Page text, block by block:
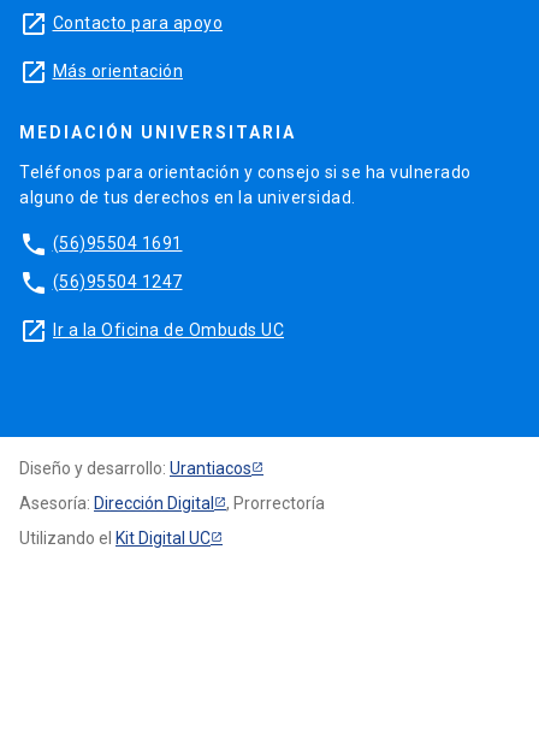
launch Contacto para apoyo
launch Más orientación
MEDIACIÓN UNIVERSITARIA
Teléfonos para orientación y consejo si se ha vulnerado
alguno de tus derechos en la universidad.
phone (56)95504 1691
phone (56)95504 1247
launch Ir a la Oficina de Ombuds UC
Diseño y desarrollo: Urantiacos
Asesoría: Dirección Digital
, Prorrectoría
Utilizando el Kit Digital UC